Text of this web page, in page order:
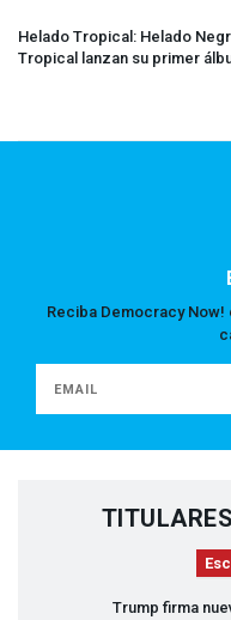
Helado Tropical: Helado
Tropical lanzan su primer
Reciba Democracy
Trump firma